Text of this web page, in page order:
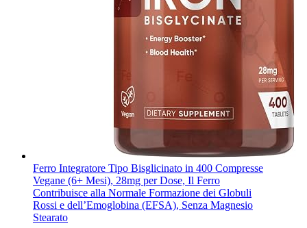
Ferro Integratore Tipo Bisglicinato in 400 Compresse
Vegane (6+ Mesi), 28mg per Dose, Il Ferro
Contribuisce alla Normale Formazione dei Globuli
Rossi e dell’Emoglobina (EFSA), Senza Magnesio
Stearato